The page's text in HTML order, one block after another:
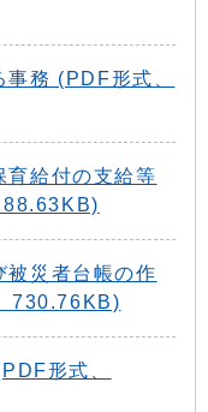
務 (PDF形式、
育給付の支給等
被災者台帳の作
730.76KB)
形式、